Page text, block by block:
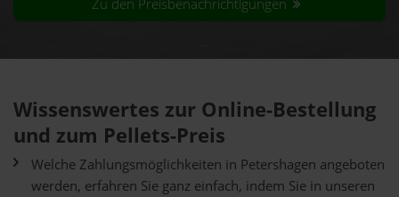
Wissenswertes zur Online-Bestellung
und zum Pellets-Preis
Welche Zahlungsmöglichkeiten in Petershagen angeboten
werden, erfahren Sie ganz einfach, indem Sie in unseren